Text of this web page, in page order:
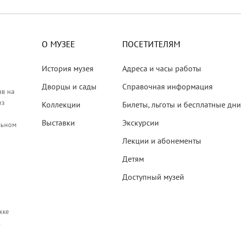
XIX века
150-летию со дня рождения
на
О МУЗЕЕ
История музея
Дворцы и сады
Коллекции
Выставки
ПОСЕТИТЕЛЯМ
Адреса и часы работы
Справочная информация
Билеты, льготы и бесплатные дни
Экскурсии
Лекции и абонементы
Детям
Доступный музей